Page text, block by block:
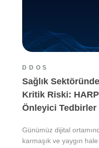
DDOS
Sağlık Sektöründe
Kritik Riski:
Önleyici Tedbirler
Günümüz dijital
karmaşık ve yaygın